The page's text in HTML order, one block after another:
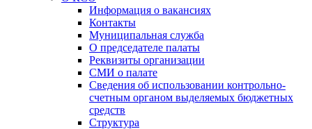
Информация о вакансиях
Контакты
Муниципальная служба
О председателе палаты
Реквизиты организации
СМИ о палате
Сведения об использовании контрольно-
счетным органом выделяемых бюджетных
средств
Структура